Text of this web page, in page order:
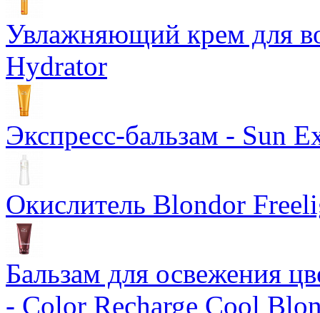
Увлажняющий крем для
Hydrator
Экспресс-бальзам - Sun
Окислитель Blondor
Бальзам для освежения
- Color Recharge Cool